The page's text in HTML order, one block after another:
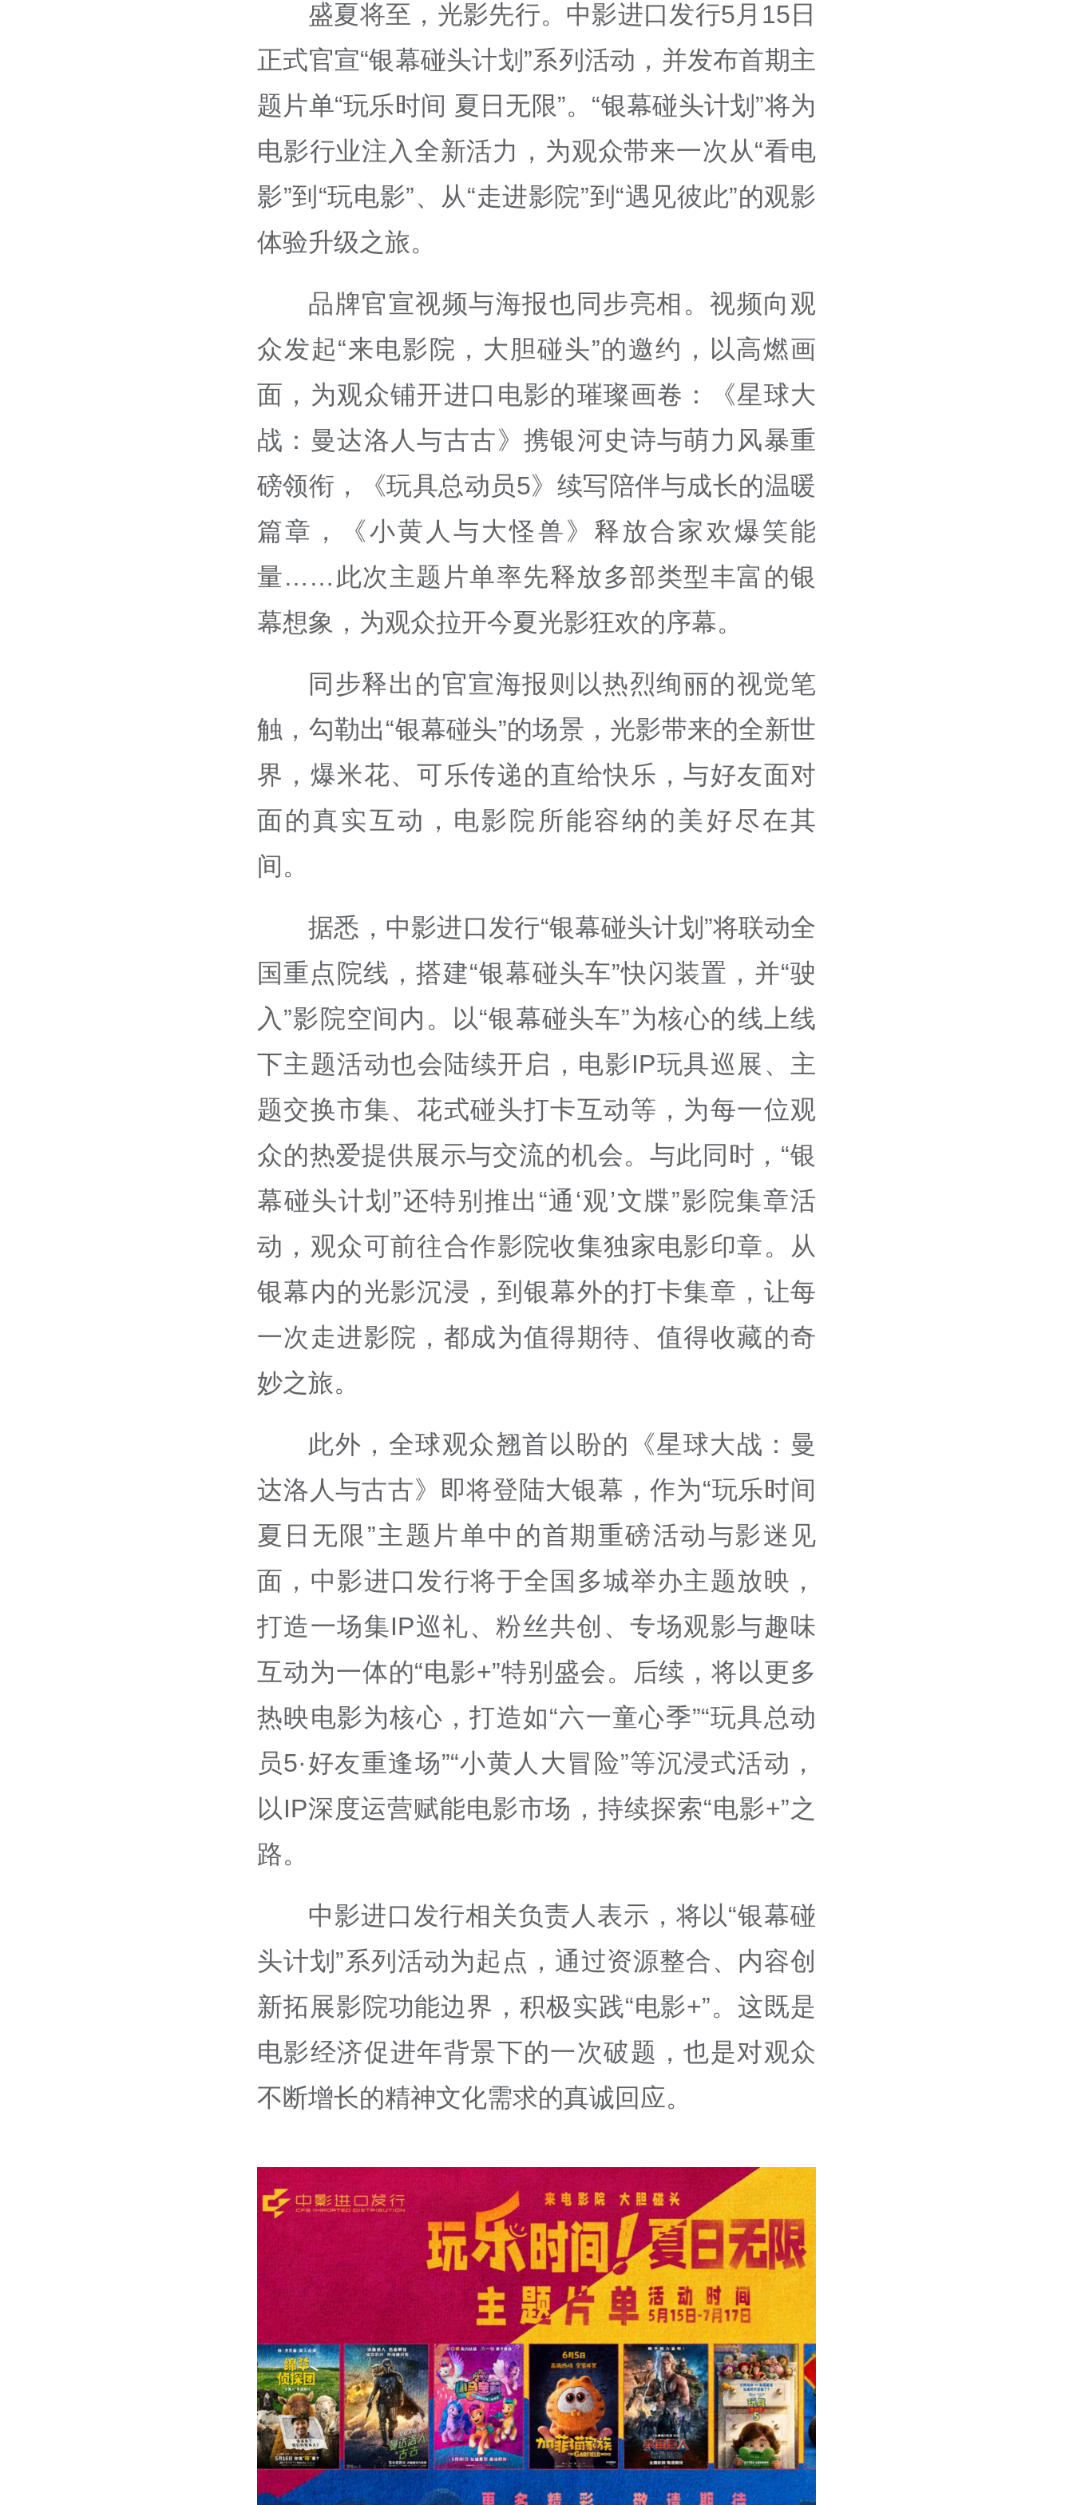
盛夏将至，光影先行。中影进口发行5月15日
正式官宣“银幕碰头计划”系列活动，并发布首期主
题片单“玩乐时间 夏日无限”。“银幕碰头计划”将为
电影行业注入全新活力，为观众带来一次从“看电
影”到“玩电影”、从“走进影院”到“遇见彼此”的观影
体验升级之旅。
品牌官宣视频与海报也同步亮相。视频向观
众发起“来电影院，大胆碰头”的邀约，以高燃画
面，为观众铺开进口电影的璀璨画卷：《星球大
战：曼达洛人与古古》携银河史诗与萌力风暴重
磅领衔，《玩具总动员5》续写陪伴与成长的温暖
篇章，《小黄人与大怪兽》释放合家欢爆笑能
量……此次主题片单率先释放多部类型丰富的银
幕想象，为观众拉开今夏光影狂欢的序幕。
同步释出的官宣海报则以热烈绚丽的视觉笔
触，勾勒出“银幕碰头”的场景，光影带来的全新世
界，爆米花、可乐传递的直给快乐，与好友面对
面的真实互动，电影院所能容纳的美好尽在其
间。
据悉，中影进口发行“银幕碰头计划”将联动全
国重点院线，搭建“银幕碰头车”快闪装置，并“驶
入”影院空间内。以“银幕碰头车”为核心的线上线
下主题活动也会陆续开启，电影IP玩具巡展、主
题交换市集、花式碰头打卡互动等，为每一位观
众的热爱提供展示与交流的机会。与此同时，“银
幕碰头计划”还特别推出“通‘观’文牒”影院集章活
动，观众可前往合作影院收集独家电影印章。从
银幕内的光影沉浸，到银幕外的打卡集章，让每
一次走进影院，都成为值得期待、值得收藏的奇
妙之旅。
此外，全球观众翘首以盼的《星球大战：曼
达洛人与古古》即将登陆大银幕，作为“玩乐时间
夏日无限”主题片单中的首期重磅活动与影迷见
面，中影进口发行将于全国多城举办主题放映，
打造一场集IP巡礼、粉丝共创、专场观影与趣味
互动为一体的“电影+”特别盛会。后续，将以更多
热映电影为核心，打造如“六一童心季”“玩具总动
员5·好友重逢场”“小黄人大冒险”等沉浸式活动，
以IP深度运营赋能电影市场，持续探索“电影+”之
路。
中影进口发行相关负责人表示，将以“银幕碰
头计划”系列活动为起点，通过资源整合、内容创
新拓展影院功能边界，积极实践“电影+”。这既是
电影经济促进年背景下的一次破题，也是对观众
不断增长的精神文化需求的真诚回应。